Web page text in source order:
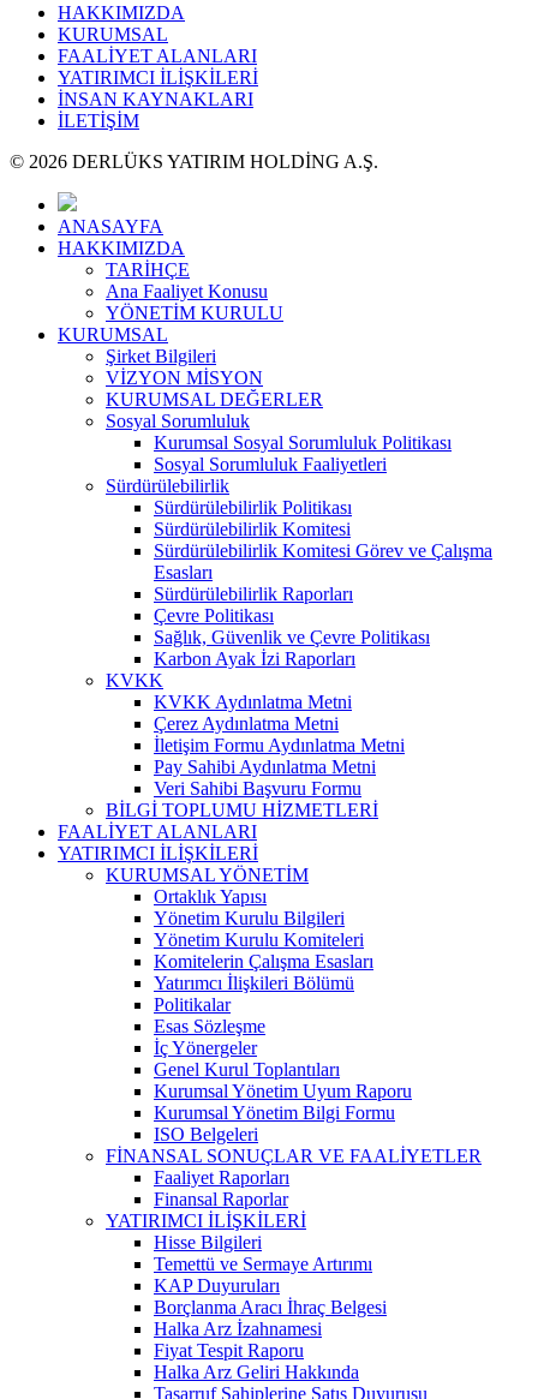
HAKKIMIZDA
KURUMSAL
FAALİYET ALANLARI
YATIRIMCI İLİŞKİLERİ
İNSAN KAYNAKLARI
İLETİŞİM
© 2026 DERLÜKS YATIRIM HOLDİNG A.Ş.
ANASAYFA
HAKKIMIZDA
TARİHÇE
Ana Faaliyet Konusu
YÖNETİM KURULU
KURUMSAL
Şirket Bilgileri
VİZYON MİSYON
KURUMSAL DEĞERLER
Sosyal Sorumluluk
Kurumsal Sosyal Sorumluluk Politikası
Sosyal Sorumluluk Faaliyetleri
Sürdürülebilirlik
Sürdürülebilirlik Politikası
Sürdürülebilirlik Komitesi
Sürdürülebilirlik Komitesi Görev ve Çalışma
Esasları
Sürdürülebilirlik Raporları
Çevre Politikası
Sağlık, Güvenlik ve Çevre Politikası
Karbon Ayak İzi Raporları
KVKK
KVKK Aydınlatma Metni
Çerez Aydınlatma Metni
İletişim Formu Aydınlatma Metni
Pay Sahibi Aydınlatma Metni
Veri Sahibi Başvuru Formu
BİLGİ TOPLUMU HİZMETLERİ
FAALİYET ALANLARI
YATIRIMCI İLİŞKİLERİ
KURUMSAL YÖNETİM
Ortaklık Yapısı
Yönetim Kurulu Bilgileri
Yönetim Kurulu Komiteleri
Komitelerin Çalışma Esasları
Yatırımcı İlişkileri Bölümü
Politikalar
Esas Sözleşme
İç Yönergeler
Genel Kurul Toplantıları
Kurumsal Yönetim Uyum Raporu
Kurumsal Yönetim Bilgi Formu
ISO Belgeleri
FİNANSAL SONUÇLAR VE FAALİYETLER
Faaliyet Raporları
Finansal Raporlar
YATIRIMCI İLİŞKİLERİ
Hisse Bilgileri
Temettü ve Sermaye Artırımı
KAP Duyuruları
Borçlanma Aracı İhraç Belgesi
Halka Arz İzahnamesi
Fiyat Tespit Raporu
Halka Arz Geliri Hakkında
Tasarruf Sahiplerine Satış Duyurusu